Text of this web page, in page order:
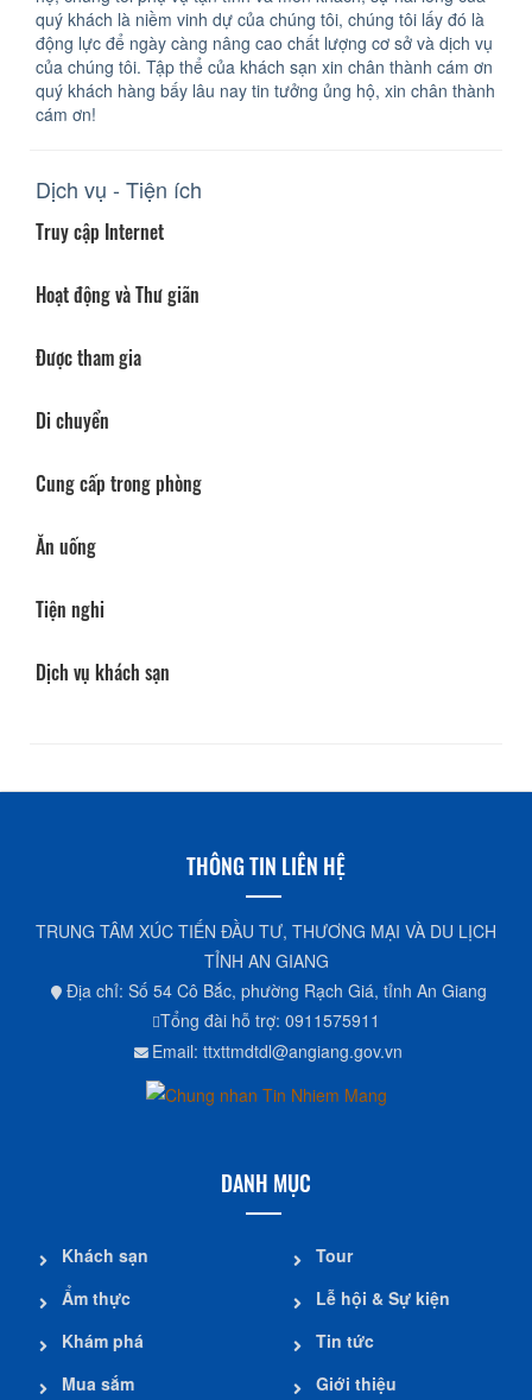
quý khách là niềm vinh dự của chúng tôi, chúng tôi lấy đó là
động lực để ngày càng nâng cao chất lượng cơ sở và dịch vụ
của chúng tôi. Tập thể của khách sạn xin chân thành cám ơn
quý khách hàng bấy lâu nay tin tưởng ủng hộ, xin chân thành
cám ơn!
Dịch vụ - Tiện ích
Truy cập Internet
Hoạt động và Thư giãn
Được tham gia
Di chuyển
Cung cấp trong phòng
Ăn uống
Tiện nghi
Dịch vụ khách sạn
THÔNG TIN LIÊN HỆ
TRUNG TÂM XÚC TIẾN ĐẦU TƯ, THƯƠNG MẠI VÀ DU LỊCH
TỈNH AN GIANG
Địa chỉ: Số 54 Cô Bắc, phường Rạch Giá, tỉnh An Giang
Tổng đài hỗ trợ: 0911575911
Email: ttxttmdtdl@angiang.gov.vn
DANH MỤC
Khách sạn
Ẩm thực
Khám phá
Mua sắm
Tour
Lễ hội & Sự kiện
Tin tức
Giới thiệu